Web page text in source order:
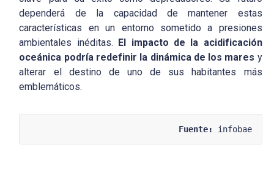
dependerá de la capacidad de mantener estas
características en un entorno sometido a presiones
ambientales inéditas. El impacto de la acidificación
oceánica podría redefinir la dinámica de los mares y
alterar el destino de uno de sus habitantes más
emblemáticos.
Fuente: infobae